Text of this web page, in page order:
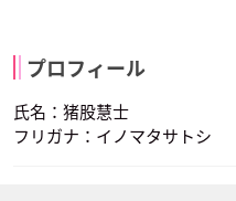
プロフィール
氏名：猪股慧士
フリガナ：イノマタサトシ